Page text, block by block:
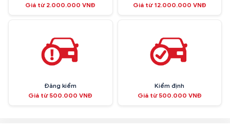
Giá từ 2.000.000 VNĐ
Giá từ 12.000.000 VNĐ
Đăng kiểm
Giá từ 500.000 VNĐ
Kiểm định
Giá từ 500.000 VNĐ